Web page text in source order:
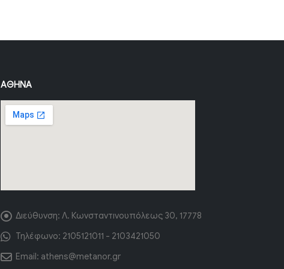
ΑΘΉΝΑ
Διεύθυνση: Λ. Κωνσταντινουπόλεως 30, 17778
Τηλέφωνο: 2105121011 - 2103421050
Email: athens@metanor.gr